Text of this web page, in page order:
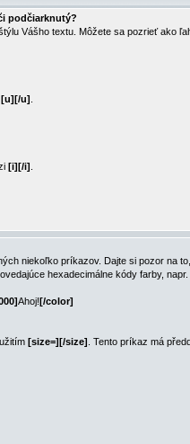
podčiarknutý?
Vášho textu. Môžete sa pozrieť ako
[u][/u]
[i][/i]
niekoľko príkazov. Dajte si pozor na
hexadecimálne kódy farby,
Ahoj![/color]
[size=][/size] . Tento príkaz má